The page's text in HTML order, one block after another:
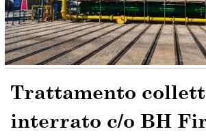
Trattamento
interrato c/o BH